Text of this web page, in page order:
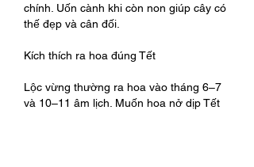
chính. Uốn cành khi còn non giúp cây có
thế đẹp và cân đối.
Kích thích ra hoa đúng Tết
Lộc vừng thường ra hoa vào tháng 6–7
và 10–11 âm lịch. Muốn hoa nở dịp Tết